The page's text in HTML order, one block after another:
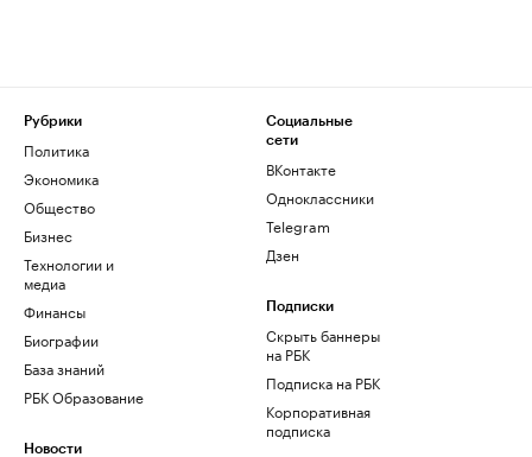
Рубрики
Политика
Экономика
Общество
Бизнес
Технологии и
медиа
Финансы
Биографии
База знаний
РБК Образование
Новости
Социальные
сети
ВКонтакте
Одноклассники
Telegram
Дзен
Подписки
Скрыть баннеры
на РБК
Подписка на РБК
Корпоративная
подписка